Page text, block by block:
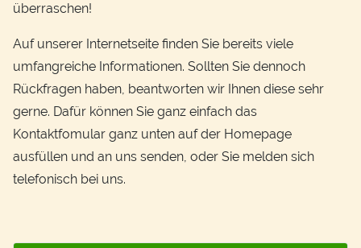
überraschen!
Auf unserer Internetseite finden Sie bereits viele
umfangreiche Informationen. Sollten Sie dennoch
Rückfragen haben, beantworten wir Ihnen diese sehr
gerne. Dafür können Sie ganz einfach das
Kontaktfomular ganz unten auf der Homepage
ausfüllen und an uns senden, oder Sie melden sich
telefonisch bei uns.